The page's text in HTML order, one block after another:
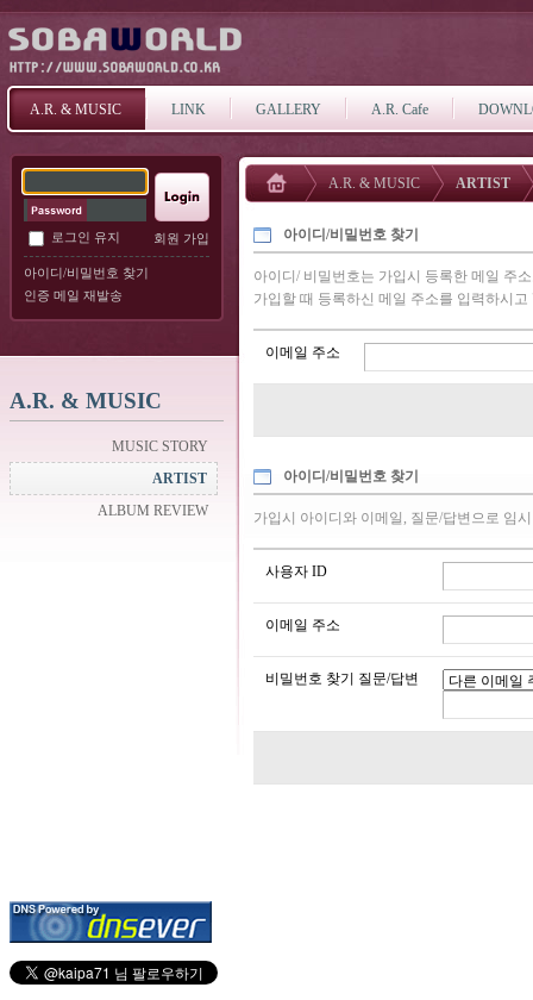
A.R. & MUSIC LINK GALLERY A.R. Cafe
로그인 유지 회원 가입
아이디/비밀번호 찾기
인증 메일 재발송
A.R. & MUSIC
MUSIC STORY
ARTIST
ALBUM REVIEW
A.R. & MUSIC ARTIST
아이디/비밀번호 찾기
아이디/ 비밀번호는 가입시 등록한 메일 주
가입할 때 등록하신 메일 주소를 입력하시
이메일 주소
아이디/비밀번호 찾기
가입시 아이디와 이메일, 질문/답변으로 임
사용자 ID
이메일 주소
비밀번호 찾기 질문/답변